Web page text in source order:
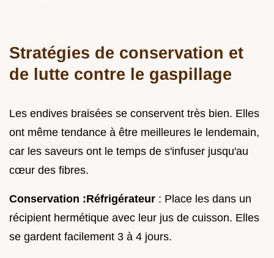
Stratégies de conservation et
de lutte contre le gaspillage
Les endives braisées se conservent très bien. Elles
ont même tendance à être meilleures le lendemain,
car les saveurs ont le temps de s'infuser jusqu'au
cœur des fibres.
Conservation :Réfrigérateur : Place les dans un
récipient hermétique avec leur jus de cuisson. Elles
se gardent facilement 3 à 4 jours.